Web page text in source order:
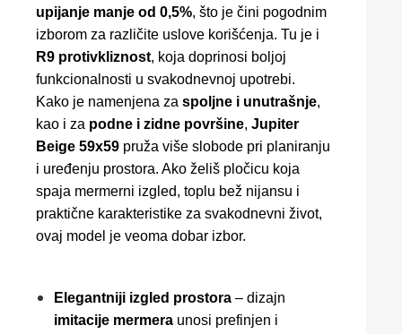
upijanje manje od 0,5%, što je čini pogodnim
izborom za različite uslove korišćenja. Tu je i
R9 protivkliznost, koja doprinosi boljoj
funkcionalnosti u svakodnevnoj upotrebi.
Kako je namenjena za spoljne i unutrašnje,
kao i za podne i zidne površine, Jupiter
Beige 59x59 pruža više slobode pri planiranju
i uređenju prostora. Ako želiš pločicu koja
spaja mermerni izgled, toplu bež nijansu i
praktične karakteristike za svakodnevni život,
ovaj model je veoma dobar izbor.
Elegantniji izgled prostora – dizajn
imitacije mermera unosi prefinjen i